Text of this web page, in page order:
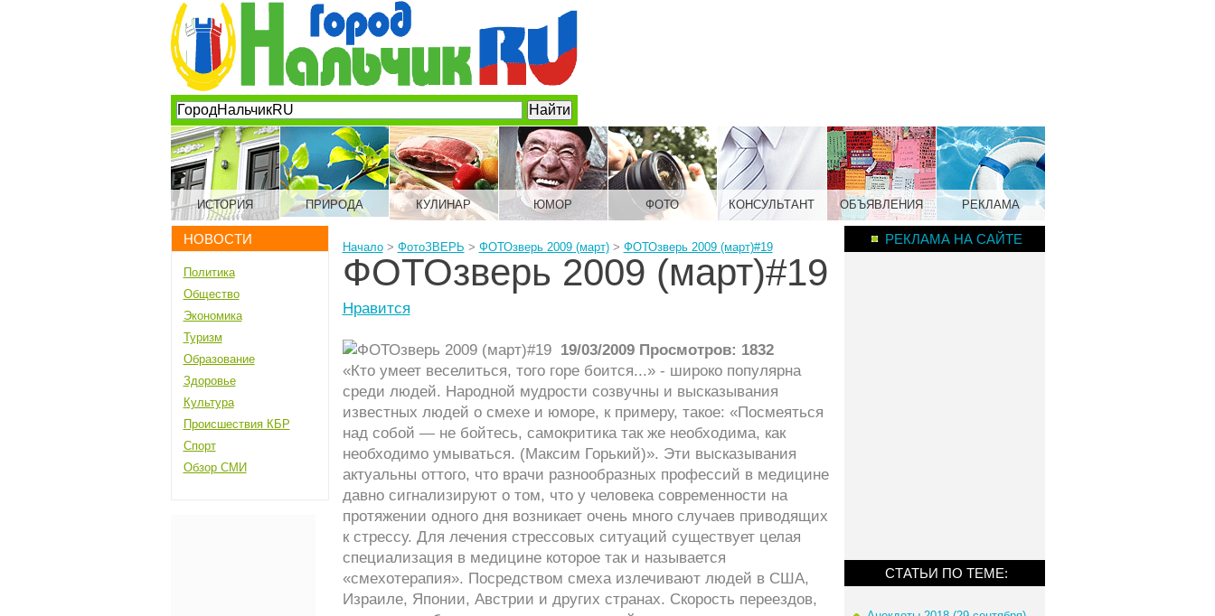
ИСТОРИЯ ПРИРОДА КУЛИНАР ЮМОР ФОТО КОНСУЛЬТАНТ ОБЪЯВЛЕНИЯ РЕКЛАМА
НОВОСТИ
Политика
Общество
Экономика
Туризм
Образование
Здоровье
Культура
Происшествия КБР
Спорт
Обзор СМИ
Начало> ФотоЗВЕРЬ > ФОТОзверь 2009 (март)> ФОТОзверь 2009 (март)#19
ФОТОзверь 2009 (март)#19
Нравится
19/03/2009 Просмотров: 1832
«Кто умеет веселиться, того горе боится...» - широко популярна
среди людей. Народной мудрости созвучны и высказывания
известных людей о смехе и юморе, к примеру, такое: «Посмеяться
над собой — не бойтесь, самокритика так же необходима, как
необходимо умываться. (Максим Горький)». Эти высказывания
актуальны оттого, что врачи разнообразных профессий в медицине
давно сигнализируют о том, что у человека современности на
протяжении одного дня возникает очень много случаев приводящих
к стрессу. Для лечения стрессовых ситуаций существует целая
специализация в медицине которое так и называется
«смехотерапия». Посредством смеха излечивают людей в США,
Израиле, Японии, Австрии и других странах. Скорость переездов,
РЕКЛАМА НА САЙТЕ
СТАТЬИ ПО ТЕМЕ: